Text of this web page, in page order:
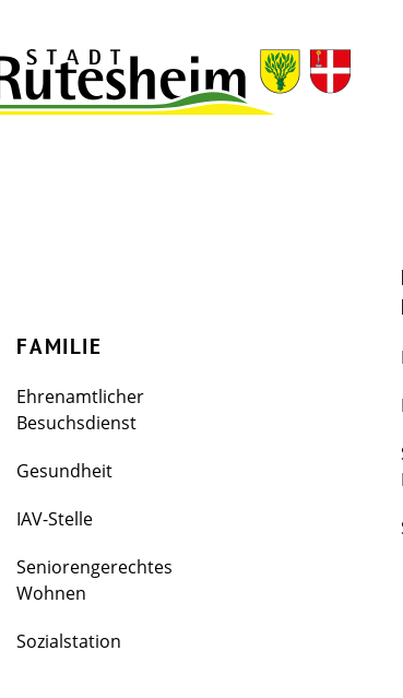
FAMILIE
Ehrenamtlicher
Besuchsdienst
Gesundheit
IAV-Stelle
Seniorengerechtes
Wohnen
Sozialstation